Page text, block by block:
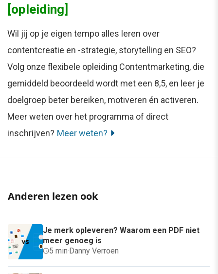
[opleiding]
Wil jij op je eigen tempo alles leren over
contentcreatie en -strategie, storytelling en SEO?
Volg onze flexibele opleiding Contentmarketing, die
gemiddeld beoordeeld wordt met een 8,5, en leer je
doelgroep beter bereiken, motiveren én activeren.
Meer weten over het programma of direct
inschrijven? Meer weten?
Anderen lezen ook
Je merk opleveren? Waarom een PDF niet
meer genoeg is
5 min·Danny Verroen